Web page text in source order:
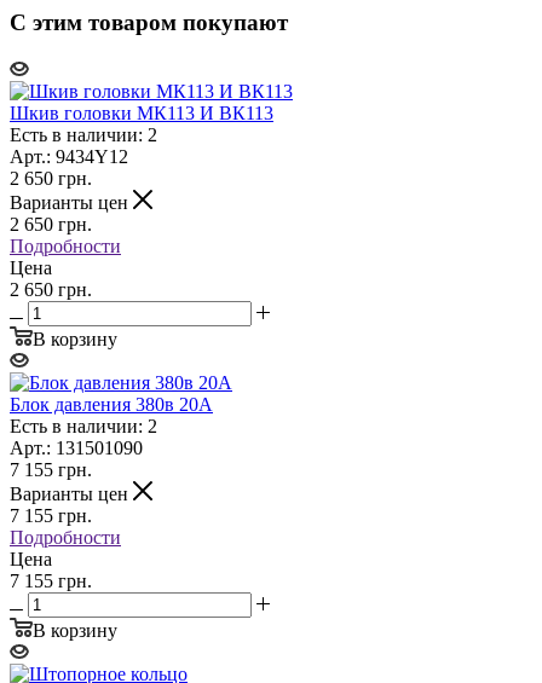
С этим товаром покупают
Шкив головки МК113 И ВК113
Есть в наличии: 2
Арт.: 9434Y12
2 650 грн.
Варианты цен
2 650 грн.
Подробности
Цена
2 650 грн.
В корзину
Блок давления 380в 20A
Есть в наличии: 2
Арт.: 131501090
7 155 грн.
Варианты цен
7 155 грн.
Подробности
Цена
7 155 грн.
В корзину